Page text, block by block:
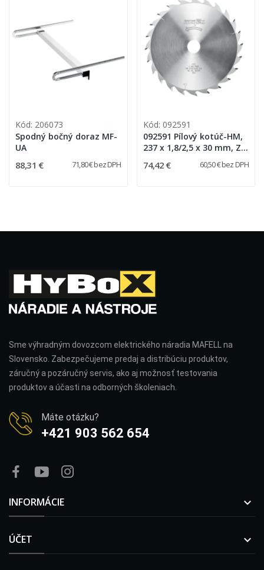
Kód: 206073
Spodný bočný doraz MF-
UA
88,31 € 71,80 € bez DPH
Kód: 092591
092591 Pílový kotúč-HM,
237 x 1,8/2,5 x 30 mm, Z
74,42 € 60,50 € bez DPH
Sme výhradným dovozcom elektrického náradia MAFELL na
Slovensko. Zabezpečujeme predaj a distribúciu produktov,
záručný a pozáručný servis, ako aj možnosť testovania
produktov a účasti na odborných školeniach.
Máte otázku?
+421 903 562 654
INFORMÁCIE 
ÚČET 